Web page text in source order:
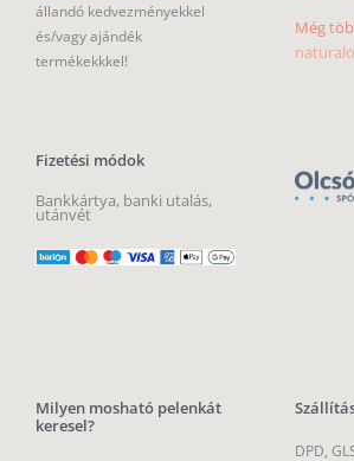
állandó kedvezményekkel
és/vagy ajándék
termékekkkel!
Fizetési módok
Bankkártya, banki utalás,
utánvét
Még
Milyen mosható pelenkát
keresel?
DPD,